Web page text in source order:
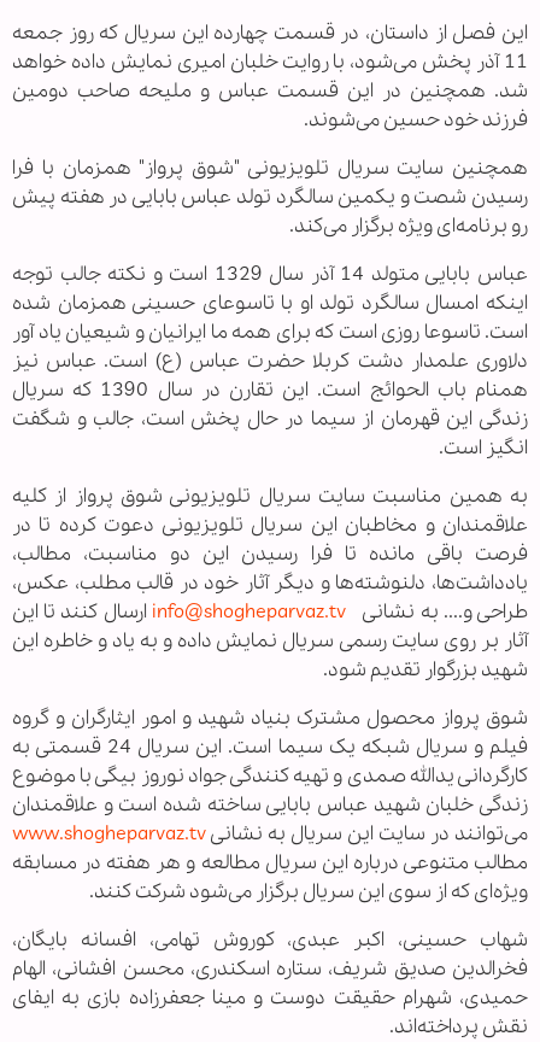
این فصل از داستان، در قسمت چهارده این سریال که روز جمعه
11 آذر پخش می‌شود، با روایت خلبان امیری نمایش داده خواهد
شد. همچنین در این قسمت عباس و ملیحه صاحب دومین
فرزند خود حسین می‌شوند.
همچنین سایت سریال تلویزیونی "شوق پرواز" همزمان با فرا
رسیدن شصت و یکمین سالگرد تولد عباس بابایی در هفته پیش
رو برنامه‌ای ویژه برگزار می‌کند.
عباس بابایی متولد 14 آذر سال 1329 است و نکته جالب توجه
اینکه امسال سالگرد تولد او با تاسوعای حسینی همزمان شده
است. تاسوعا روزی است که برای همه ما ایرانیان و شیعیان یاد آور
دلاوری علمدار دشت کربلا حضرت عباس (ع) است. عباس نیز
همنام باب الحوائج است. این تقارن در سال 1390 که سریال
زندگی این قهرمان از سیما در حال پخش است، جالب و شگفت
انگیز است.
به همین مناسبت سایت سریال تلویزیونی شوق پرواز از کلیه
علاقمندان و مخاطبان این سریال تلویزیونی دعوت کرده تا در
فرصت باقی مانده تا فرا رسیدن این دو مناسبت، مطالب،
یادداشت‌ها، دلنوشته‌ها و دیگر آثار خود در قالب مطلب، عکس،
طراحی و.... به نشانیinfo@shogheparvaz.tv ارسال کنند تا این
آثار بر روی سایت رسمی سریال نمایش داده و به یاد و خاطره این
شهید بزرگوار تقدیم شود.
شوق پرواز محصول مشترک بنیاد شهید و امور ایثارگران و گروه
فیلم و سریال شبکه یک سیما است. این سریال 24 قسمتی به
کارگردانی یدالله صمدی و تهیه کنندگی جواد نوروز بیگی با موضوع
زندگی خلبان شهید عباس بابایی ساخته شده است و علاقمندان
می‌توانند در سایت این سریال به نشانیwww.shogheparvaz.tv
مطالب متنوعی درباره این سریال مطالعه و هر هفته در مسابقه
ویژه‌ای که از سوی این سریال برگزار می‌شود شرکت کنند.
شهاب حسینی، اکبر عبدی، کوروش تهامی، افسانه بایگان،
فخرالدین صدیق شریف، ستاره اسکندری، محسن افشانی، الهام
حمیدی، شهرام حقیقت دوست و مینا جعفرزاده بازی به ایفای
نقش پرداخته‌اند.